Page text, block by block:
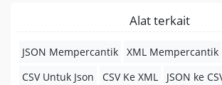
Alat terkait
JSON Mempercantik
XML Mempercantik
CSV Untuk Json
CSV Ke XML JSON ke